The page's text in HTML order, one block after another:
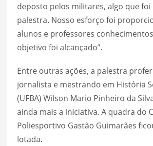
deposto pelos militares, algo que
palestra. Nosso esforço foi
alunos e professores
objetivo foi alcançado”.
Entre outras ações, a palestra
jornalista e mestrando em História
(UFBA) Wilson Mario Pinheiro da
ainda mais a iniciativa. A quadra do
Poliesportivo Gastão Guimarães
lotada.